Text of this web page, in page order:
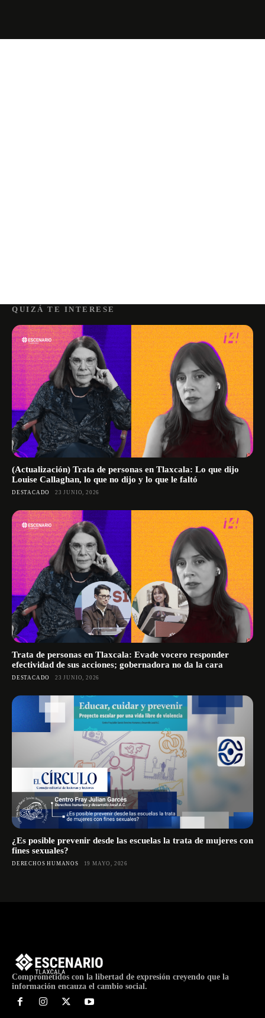
QUIZÁ TE INTERESE
(Actualización) Trata de personas en Tlaxcala: Lo que dijo
Louise Callaghan, lo que no dijo y lo que le faltó
DESTACADO 23 JUNIO, 2026
Trata de personas en Tlaxcala: Evade vocero responder
efectividad de sus acciones; gobernadora no da la cara
DESTACADO 23 JUNIO, 2026
¿Es posible prevenir desde las escuelas la trata de mujeres con
fines sexuales?
DERECHOS HUMANOS 19 MAYO, 2026
Comprometidos con la libertad de expresión creyendo que la
información encauza el cambio social.